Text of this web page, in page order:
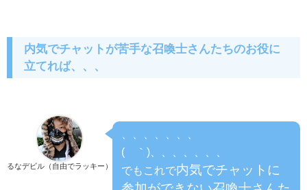
内気でチャットが苦手な召喚士さんたちのお役に
立てれば、、、
るなデビル（自由でラッキー）
(´｀)、、、、、、、
でもこれで内気でチャットに